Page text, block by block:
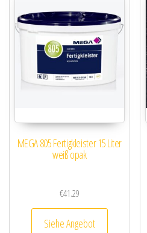
MEGA 805 Fertigkleister 15 Liter
weiß opak
€41.29
Siehe Angebot